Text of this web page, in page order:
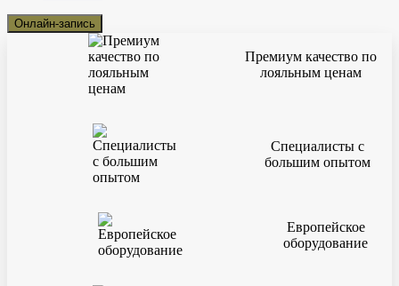
Онлайн-запись
Премиум качество по
лояльным ценам
Специалисты с
большим опытом
Европейское
оборудование